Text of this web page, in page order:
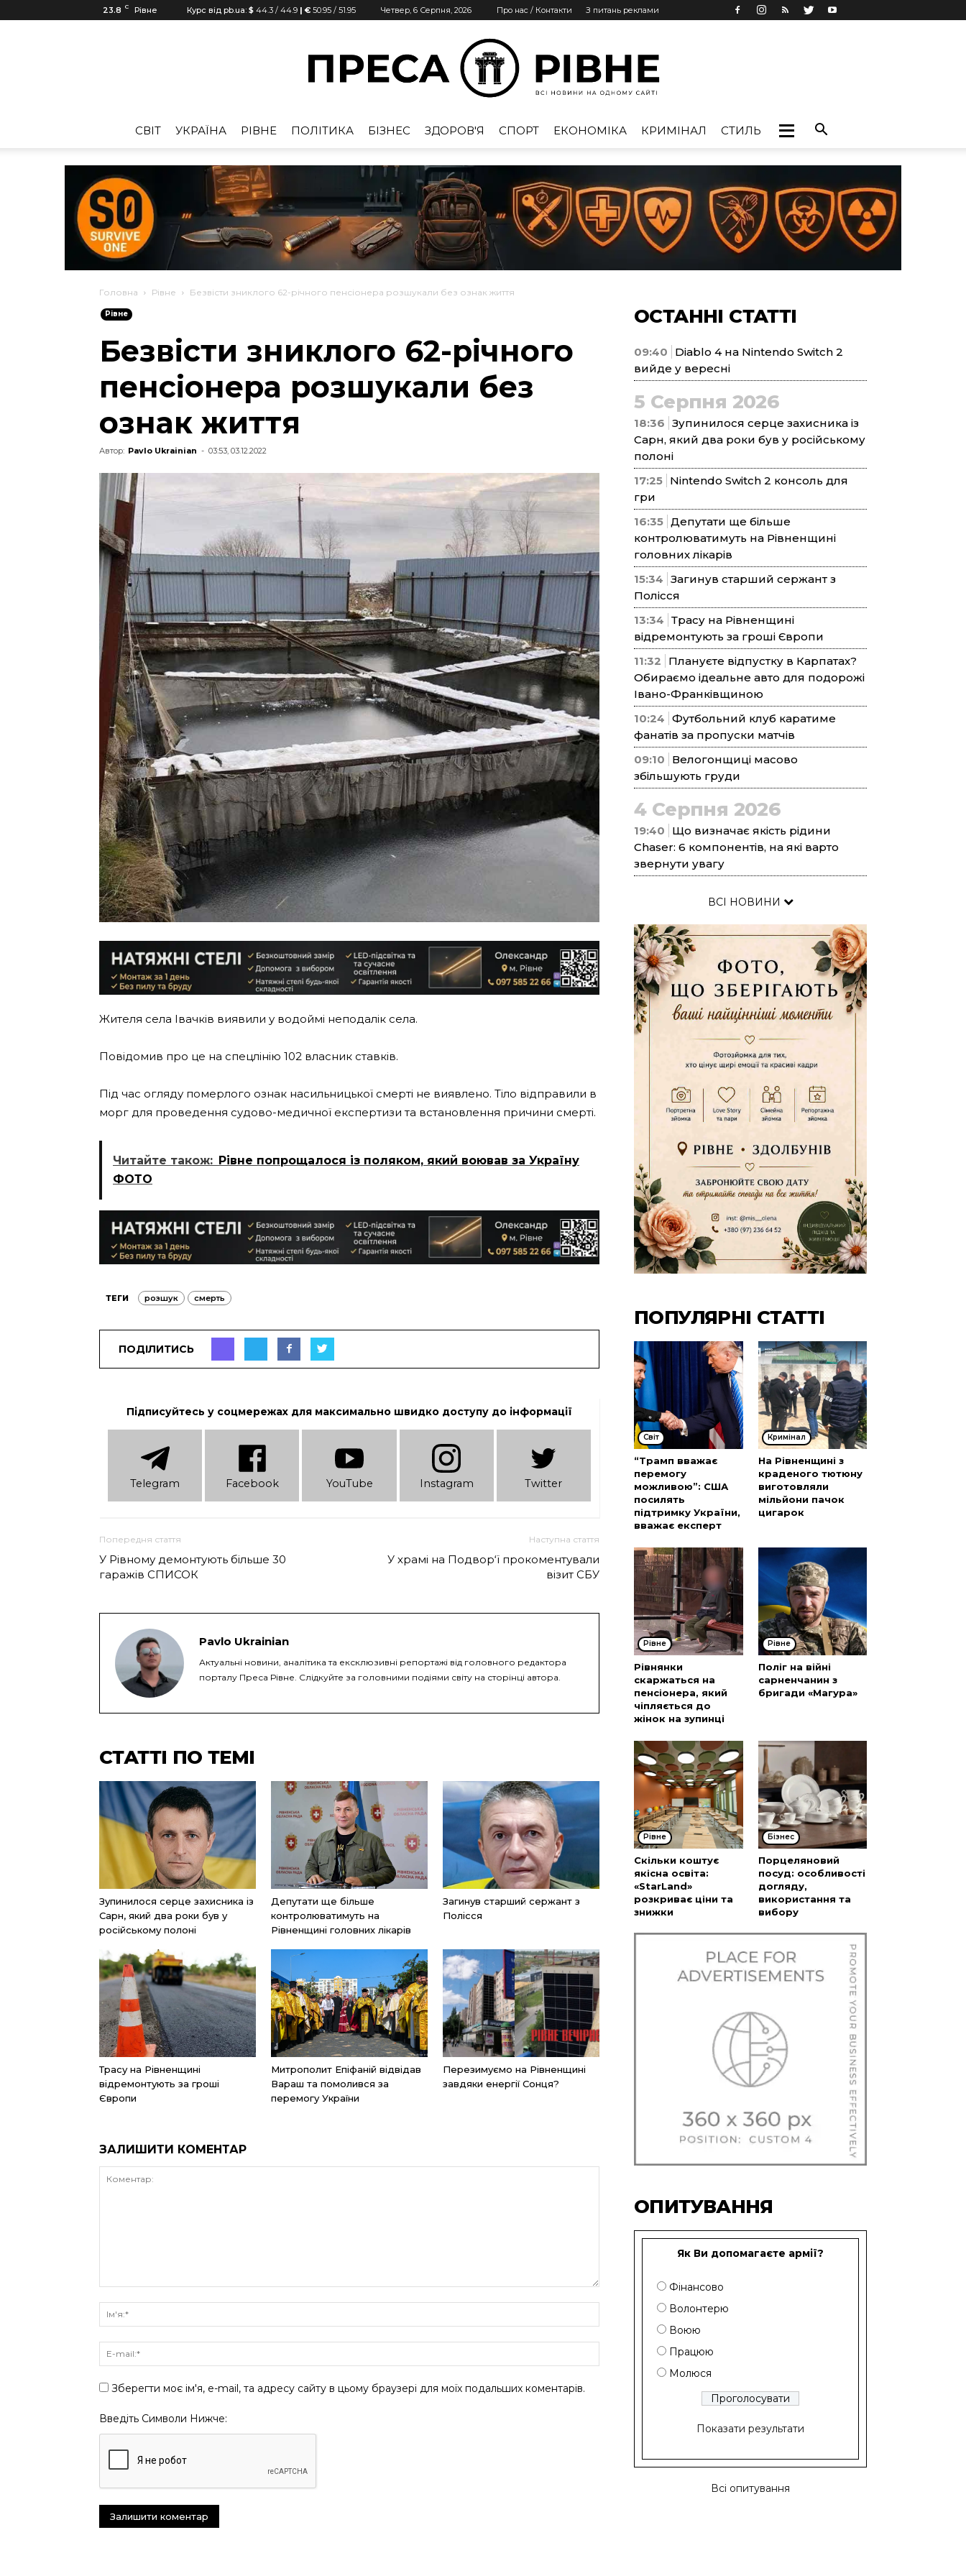
23.8 C Рівне Курс від pb.ua: $ 44.3 / 44.9 | € 50.95 / 51.95 Четвер, 6 Серпня, 2026 Про нас / Контакти З питань реклами
Рівне
CВІТ УКРАЇНА РІВНЕ ПОЛІТИКА БІЗНЕС ЗДОРОВ'Я СПОРТ ЕКОНОМІКА КРИМІНАЛ СТИЛЬ
Головна Рівне Безвісти зниклого 62-річного пенсіонера розшукали без ознак життя
Рівне
Безвісти зниклого 62-річного
пенсіонера розшукали без
ознак життя
Автор: Pavlo Ukrainian - 03:53, 03.12.2022
Жителя села Івачків виявили у водоймі неподалік села.
Повідомив про це на спецлінію 102 власник ставків.
Під час огляду померлого ознак насильницької смерті не виявлено. Тіло відправили в
морг для проведення судово-медичної експертизи та встановлення причини смерті.
Читайте також: Рівне попрощалося із поляком, який воював за Україну
ФОТО
ТЕГИ розшук смерть
ПОДІЛИТИСЬ
Підписуйтесь у соцмережах для максимально швидко доступу до інформації
Telеgram Facebook YouTube Instagram Twitter
Попередня стаття
У Рівному демонтують більше 30
гаражів СПИСОК
Наступна стаття
У храмі на Подвор‘ї прокоментували
візит СБУ
Pavlo Ukrainian
Актуальні новини, аналітика та ексклюзивні репортажі від головного редактора
порталу Преса Рівне. Слідкуйте за головними подіями світу на сторінці автора.
СТАТТІ ПО ТЕМІ
Зупинилося серце захисника із
Сарн, який два роки був у
російському полоні
Депутати ще більше
контролюватимуть на
Рівненщині головних лікарів
Загинув старший сержант з
Полісся
Трасу на Рівненщині
відремонтують за гроші
Європи
Митрополит Епіфаній відвідав
Вараш та помолився за
перемогу України
Перезимуємо на Рівненщині
завдяки енергії Сонця?
ЗАЛИШИТИ КОМЕНТАР
Зберегти моє ім'я, e-mail, та адресу сайту в цьому браузері для моїх подальших коментарів.
Введіть Символи Нижче:
ОСТАННІ СТАТТІ
09:40
Diablo 4 на Nintendo Switch 2
вийде у вересні
5 Серпня 2026
18:36 Зупинилося серце захисника із
Сарн, який два роки був у російському
полоні
17:25 Nintendo Switch 2 консоль для
гри
16:35 Депутати ще більше
контролюватимуть на Рівненщині
головних лікарів
15:34 Загинув старший сержант з
Полісся
13:34 Трасу на Рівненщині
відремонтують за гроші Європи
11:32
Плануєте відпустку в Карпатах?
Обираємо ідеальне авто для подорожі
Івано-Франківщиною
10:24 Футбольний клуб каратиме
фанатів за пропуски матчів
09:10
Велогонщиці масово
збільшують груди
4 Серпня 2026
19:40
Що визначає якість рідини
Chaser: 6 компонентів, на які варто
звернути увагу
ВСІ НОВИНИ
ПОПУЛЯРНІ СТАТТІ
Cвіт
“Трамп вважає
перемогу
можливою”: США
посилять
підтримку України,
вважає експерт
Кримінал
На Рівненщині з
краденого тютюну
виготовляли
мільйони пачок
цигарок
Рівне
Рівнянки
скаржаться на
пенсіонера, який
чіпляється до
жінок на зупинці
Рівне
Поліг на війні
сарненчанин з
бригади «Магура»
Рівне
Скільки коштує
якісна освіта:
«StarLand»
розкриває ціни та
знижки
Бізнес
Порцеляновий
посуд: особливості
догляду,
використання та
вибору
ОПИТУВАННЯ
Як Ви допомагаєте армії?
Фінансово
Волонтерю
Воюю
Працюю
Молюся
Показати результати
Всі опитування